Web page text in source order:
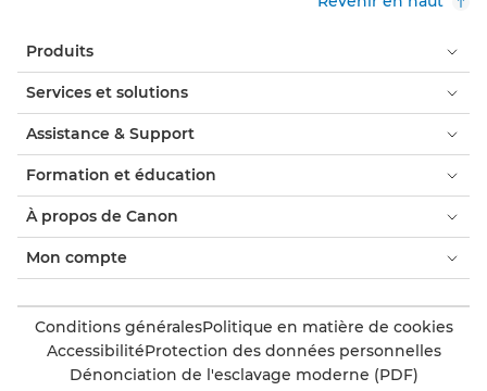
Produits
Services et solutions
Assistance & Support
Formation et éducation
À propos de Canon
Mon compte
Conditions généralesPolitique en matière de cookies
AccessibilitéProtection des données personnelles
Dénonciation de l'esclavage moderne (PDF)